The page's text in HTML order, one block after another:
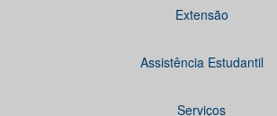
Extensão
Assistência Estudantil
Serviços